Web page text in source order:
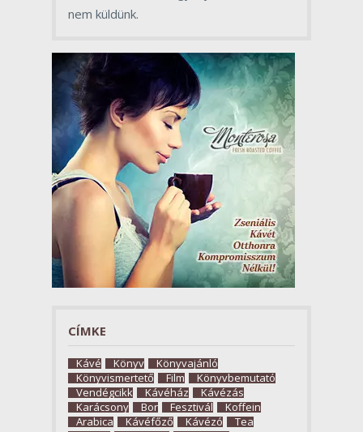
nem küldünk.
CÍMKE
Kávé Könyv
Könyvajánló
Könyvismertető
Film
Könyvbemutató
Vendégcikk
Kávéház
Kávézás
Karácsony
Bor Fesztivál
Koffein
Arabica
Kávéfőző Kávézó
Tea